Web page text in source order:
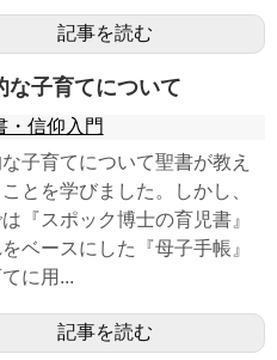
記事を読む
な子育てについて
・信仰入門
子育てについて聖書が教え
とを学びました。しかし、
『スポック博士の育児書』
ベースにした『母子手帳』
に用...
記事を読む